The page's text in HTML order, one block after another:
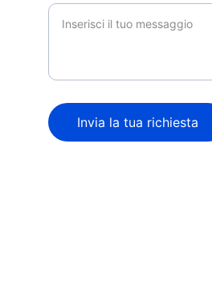
Invia la tua richiesta